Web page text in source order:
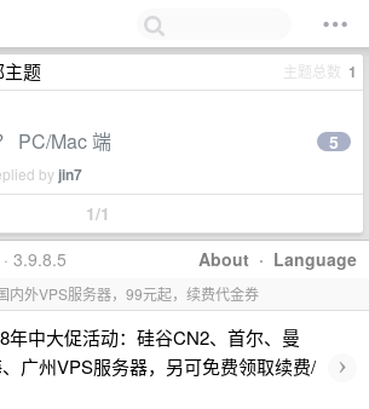
主题 主题总数 1
PC/Mac 端
by jin7
5
1/1
About · Language
3.9.8.5
内外VPS服务器，99元起，续费代金券
年中大促活动：硅谷CN2、首尔、曼
广州VPS服务器，另可免费领取续费/
›